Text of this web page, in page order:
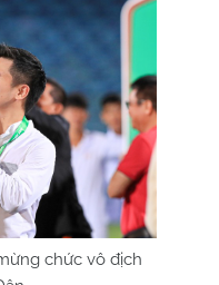
chức vô địch